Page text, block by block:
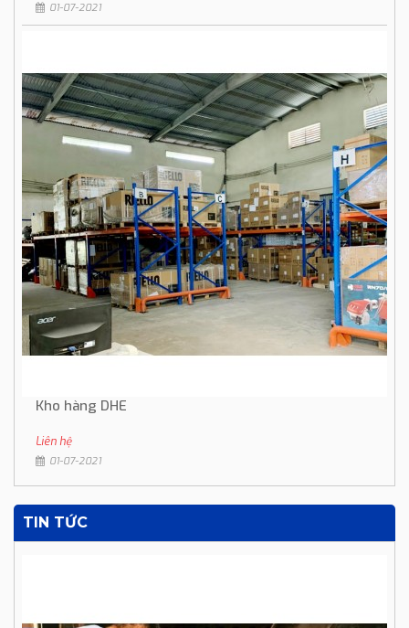
01-07-2021
Kho hàng DHE
Liên hệ
01-07-2021
TIN TỨC